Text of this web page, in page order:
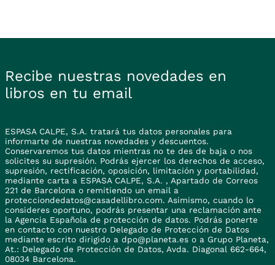
Cambias la pieza vieja por esta nueva en un
Recibe nuestras novedades en
libros en tu email
ESPASA CALPE, S.A. tratará tus datos personales para
informarte de nuestras novedades y descuentos.
Conservaremos tus datos mientras no te des de baja o nos
solicites su supresión. Podrás ejercer los derechos de acceso,
supresión, rectificación, oposición, limitación y portabilidad,
mediante carta a ESPASA CALPE, S.A. , Apartado de Correos
221 de Barcelona o remitiendo un email a
protecciondedatos@casadellibro.com. Asimismo, cuando lo
consideres oportuno, podrás presentar una reclamación ante
la Agencia Española de protección de datos. Podrás ponerte
en contacto con nuestro Delegado de Protección de Datos
mediante escrito dirigido a dpo@planeta.es o a Grupo Planeta,
At.: Delegado de Protección de Datos, Avda. Diagonal 662-664,
08034 Barcelona.